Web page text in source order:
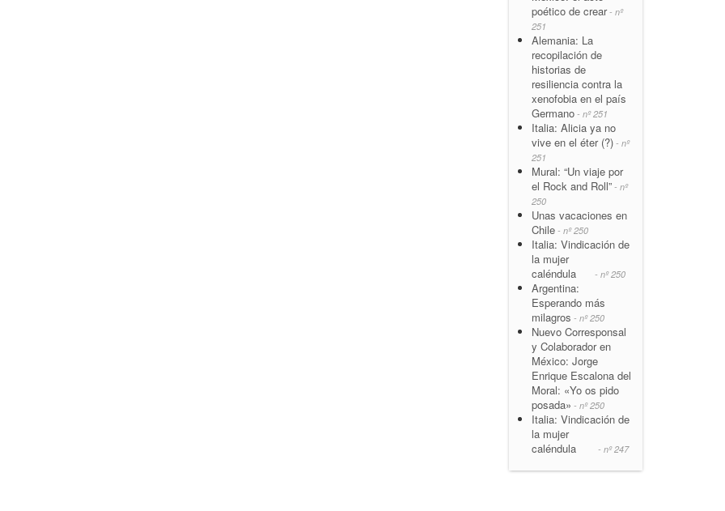
poético de crear- nº
251
Alemania: La
recopilación de
historias de
resiliencia contra la
xenofobia en el país
Germano - nº 251
Italia: Alicia ya no
vive en el éter (?) - nº
251
Mural: “Un viaje por
el Rock and Roll” - nº
250
Unas vacaciones en
Chile - nº 250
Italia: Vindicación de
la mujer
caléndula
- nº 250
Argentina:
Esperando más
milagros - nº 250
Nuevo Corresponsal
y Colaborador en
México: Jorge
Enrique Escalona del
Moral: «Yo os pido
posada» - nº 250
Italia: Vindicación de
la mujer
caléndula
- nº 247